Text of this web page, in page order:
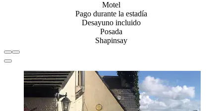
Motel
Pago durante la estadía
Desayuno incluido
Posada
Shapinsay